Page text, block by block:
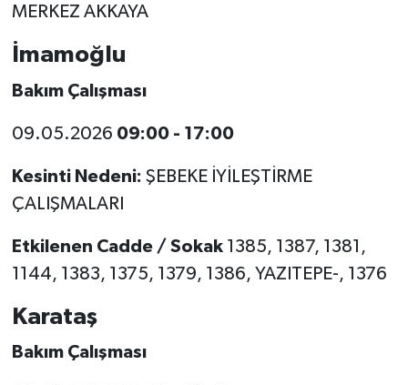
MERKEZ AKKAYA
İmamoğlu
Bakım Çalışması
09.05.2026 09:00 - 17:00
Kesinti Nedeni: ŞEBEKE İYİLEŞTİRME
ÇALIŞMALARI
Etkilenen Cadde / Sokak1385, 1387, 1381,
1144, 1383, 1375, 1379, 1386, YAZITEPE-, 1376
Karataş
Bakım Çalışması